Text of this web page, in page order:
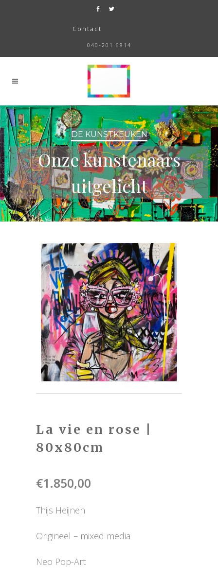
Contact
040-201 6814
DE KUNSTKEUKEN
Onze kunstenaars
uitgelicht
La vie en rose |
80x80cm
€1.850,00
Thijs Heijnen
Origineel – mixed media
Neo Pop-Art